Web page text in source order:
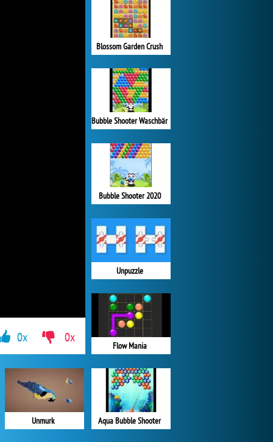
Blossom Garden Crush
Bubble Shooter Waschbär
Bubble Shooter 2020
Unpuzzle
Flow Mania
Aqua Bubble Shooter
Unmurk
0x 0x